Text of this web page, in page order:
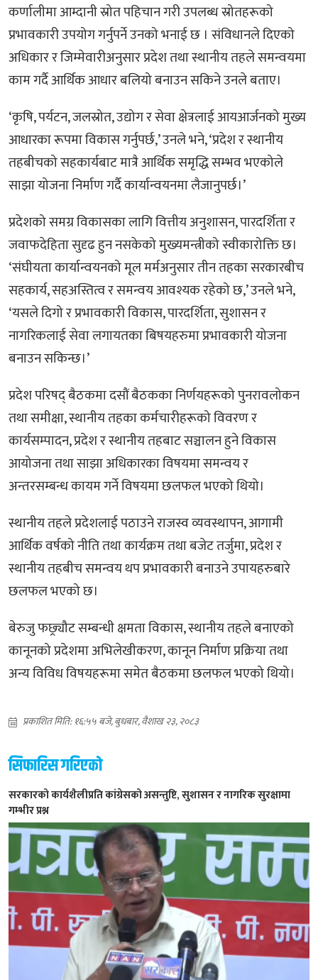
कर्णालीमा आम्दानी स्रोत पहिचान गरी उपलब्ध स्रोतहरूको
प्रभावकारी उपयोग गर्नुपर्ने उनको भनाई छ । संविधानले दिएको
अधिकार र जिम्मेवारीअनुसार प्रदेश तथा स्थानीय तहले समन्वयमा
काम गर्दै आर्थिक आधार बलियो बनाउन सकिने उनले बताए।
‘कृषि, पर्यटन, जलस्रोत, उद्योग र सेवा क्षेत्रलाई आयआर्जनको मुख्य
आधारका रूपमा विकास गर्नुपर्छ,’ उनले भने, ‘प्रदेश र स्थानीय
तहबीचको सहकार्यबाट मात्रै आर्थिक समृद्धि सम्भव भएकोले
साझा योजना निर्माण गर्दै कार्यान्वयनमा लैजानुपर्छ।’
प्रदेशको समग्र विकासका लागि वित्तीय अनुशासन, पारदर्शिता र
जवाफदेहिता सुदृढ हुन नसकेको मुख्यमन्त्रीको स्वीकारोक्ति छ।
‘संघीयता कार्यान्वयनको मूल मर्मअनुसार तीन तहका सरकारबीच
सहकार्य, सहअस्तित्व र समन्वय आवश्यक रहेको छ,’ उनले भने,
‘यसले दिगो र प्रभावकारी विकास, पारदर्शिता, सुशासन र
नागरिकलाई सेवा लगायतका बिषयहरुमा प्रभावकारी योजना
बनाउन सकिन्छ।’
प्रदेश परिषद् बैठकमा दसौं बैठकका निर्णयहरूको पुनरावलोकन
तथा समीक्षा, स्थानीय तहका कर्मचारीहरूको विवरण र
कार्यसम्पादन, प्रदेश र स्थानीय तहबाट सञ्चालन हुने विकास
आयोजना तथा साझा अधिकारका विषयमा समन्वय र
अन्तरसम्बन्ध कायम गर्ने विषयमा छलफल भएको थियो।
स्थानीय तहले प्रदेशलाई पठाउने राजस्व व्यवस्थापन, आगामी
आर्थिक वर्षको नीति तथा कार्यक्रम तथा बजेट तर्जुमा, प्रदेश र
स्थानीय तहबीच समन्वय थप प्रभावकारी बनाउने उपायहरुबारे
छलफल भएको छ।
बेरुजु फछ्र्यौट सम्बन्धी क्षमता विकास, स्थानीय तहले बनाएको
कानूनको प्रदेशमा अभिलेखीकरण, कानून निर्माण प्रक्रिया तथा
अन्य विविध विषयहरूमा समेत बैठकमा छलफल भएको थियो।
प्रकाशित मिति: १६:५५ बजे, बुधबार, वैशाख २३, २०८३
सिफारिस गरिएको
सरकारको कार्यशैलीप्रति कांग्रेसको असन्तुष्टि, सुशासन र नागरिक सुरक्षामा
गम्भीर प्रश्न